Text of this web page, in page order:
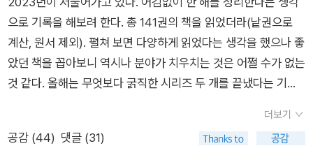
자격이 있는가? 책은 세 전선의 역사적 분석을 통해 아시아의 투
사들이 초강대국의 단순한 앞잡이가 아니었으며, 초강대국의 정
치적 이념을 방어하기 위해서만이 아니라 자신의 전략적 이익을
위해 싸웠다는 점도 강조한다. 초강대국의 대리전으로만 단순히
해석해서는 곤란하다는 것이다. “탈식민지화의 뒤를 이어 이전의
식민지 백성은 시민으로 탈바꿈되어야 했는데, 이는 바로 ‘누가
포함될 자격이 있는가’라는 문제를 제기했다. 정치 이념, 인종, 종
이 책을 읽으면서 어느덧 2달을 훌쩍 넘겨버린 전장터가 된 가자
지구를 떠올렸다. 중간에 일시적인 휴전이 있기도 했지만 결국 전
쟁은 현재진행중이다. 현대 아시아의 역사는 제국주의의 그늘에
서 탈출하기 위한 몸부림에서 시작되었다. 그러다 미소 냉전으로
했다. 1955년 비동맹운동이 일어나면서 중립 노선이 성공할 수
있을까 했으나 성과를 내지는 못하고 끝났다. 냉전이 해체되면 평
으로 기록을 해보려 한다. 총 141권의 책을 읽었더라(낱권으로
계산, 원서 제외). 펼쳐 보면 다양하게 읽었다는 생각을 했으나 좋
았던 책을 꼽아보니 역시나 분야가 치우치는 것은 어쩔 수가 없는
것 같다. 올해는 무엇보다 굵직한 시리즈 두 개를 끝냈다는 기쁨
굳이 두 시리즈를 한꺼번에 도전하려 했는지 너무 무모한 도전이
었던 것 같지만 어쨌든 꾸준히 읽어서 완독을 해냈다. <토지>는
더보기
공감 (44) 댓글 (31)